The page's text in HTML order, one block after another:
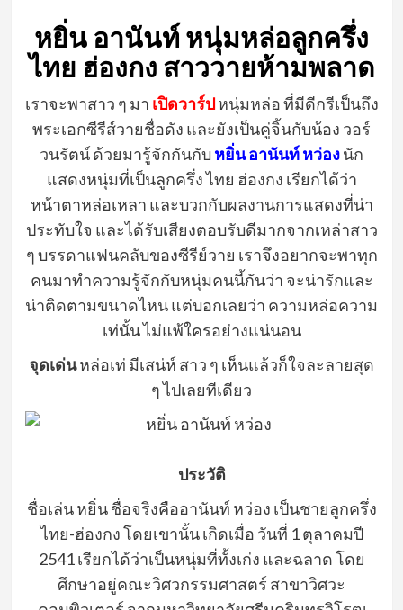
หยิ่น อานันท์ หนุ่มหล่อลูกครึ่ง
ไทย ฮ่องกง สาววายห้ามพลาด
เราจะพาสาว ๆ มา เปิดวาร์ปหนุ่มหล่อ ที่มีดีกรีเป็นถึง
พระเอกซีรีส์วายชื่อดัง และยังเป็นคู่จิ้นกับน้อง วอร์
วนรัตน์ ด้วยมารู้จักกันกับหยิ่น อานันท์ หว่องนัก
แสดงหนุ่มที่เป็นลูกครึ่ง ไทย ฮ่องกง เรียกได้ว่า
หน้าตาหล่อเหลา และบวกกับผลงานการแสดงที่น่า
ประทับใจ และได้รับเสียงตอบรับดีมากจากเหล่าสาว
ๆ บรรดาแฟนคลับของซีรีย์วาย เราจึงอยากจะพาทุก
คนมาทำความรู้จักกับหนุ่มคนนี้กันว่า จะน่ารักและ
น่าติดตามขนาดไหน แต่บอกเลยว่า ความหล่อความ
เท่นั้น ไม่แพ้ใครอย่างแน่นอน
จุดเด่นหล่อเท่ มีเสน่ห์ สาว ๆ เห็นแล้วก็ใจละลายสุด
ๆ ไปเลยทีเดียว
ประวัติ
ชื่อเล่น หยิ่น ชื่อจริงคืออานันท์ หว่อง เป็นชายลูกครึ่ง
ไทย-ฮ่องกง โดยเขานั้น เกิดเมื่อ วันที่ 1 ตุลาคมปี
2541 เรียกได้ว่าเป็นหนุ่มที่ทั้งเก่ง และฉลาด โดย
ศึกษาอยู่คณะวิศวกรรมศาสตร์ สาขาวิศวะ